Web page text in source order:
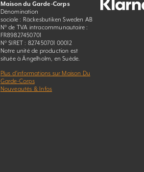
Maison du Garde-Corps
Dénomination
sociale : Räckesbutiken Sweden AB
N° de TVA intracommunautaire :
FR89827450701
N° SIRET : 827450701 00012
Notre unité de production est
située à Ängelholm, en Suède.
Plus d’informations sur Maison Du
Garde-Corps
Nouveautés & Infos